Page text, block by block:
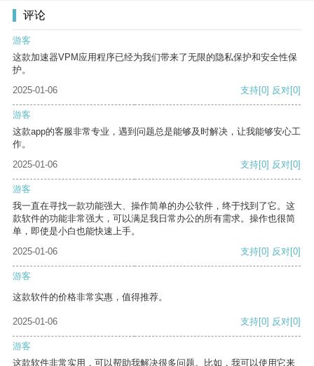
评论
游客
这款加速器VPM应用程序已经为我们带来了无限的隐私保护和安全性保
护。
2025-01-06
支持[0] 反对[0]
游客
这款app的客服非常专业，遇到问题总是能够及时解决，让我能够安心工
作。
2025-01-06
支持[0] 反对[0]
游客
我一直在寻找一款功能强大、操作简单的办公软件，终于找到了它。这
款软件的功能非常强大，可以满足我日常办公的所有需求。操作也很简
单，即使是小白也能快速上手。
2025-01-06
支持[0] 反对[0]
游客
这款软件的价格非常实惠，值得推荐。
2025-01-06 支持[0] 反对[0]
游客
这款软件非常实用，可以帮助我解决很多问题。比如，我可以使用它来